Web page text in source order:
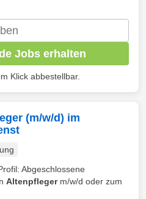
Jobs erhalten
Klick abbestellbar.
(m/w/d) im
Abgeschlossene
Altenpflegerm/w/d oder zum